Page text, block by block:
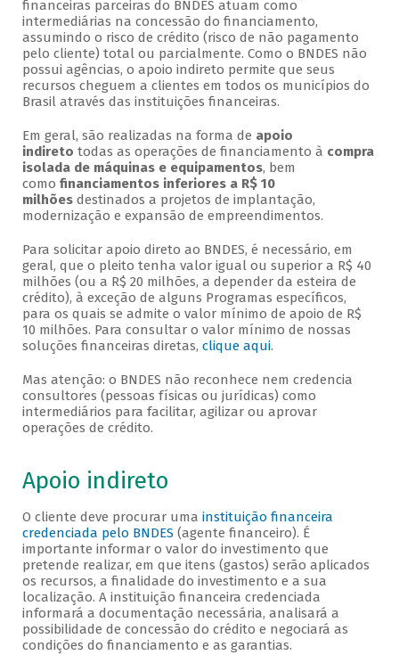
financeiras parceiras do BNDES atuam como
intermediárias na concessão do financiamento,
assumindo o risco de crédito (risco de não pagamento
pelo cliente) total ou parcialmente. Como o BNDES não
possui agências, o apoio indireto permite que seus
recursos cheguem a clientes em todos os municípios do
Brasil através das instituições financeiras.
Em geral, são realizadas na forma de apoio
indireto todas as operações de financiamento à compra
isolada de máquinas e equipamentos, bem
como financiamentos inferiores a R$ 10
milhõesdestinados a projetos de implantação,
modernização e expansão de empreendimentos.
Para solicitar apoio direto ao BNDES, é necessário, em
geral, que o pleito tenha valor igual ou superior a R$ 40
milhões (ou a R$ 20 milhões, a depender da esteira de
crédito), à exceção de alguns Programas específicos,
para os quais se admite o valor mínimo de apoio de R$
10 milhões. Para consultar o valor mínimo de nossas
soluções financeiras diretas, clique aqui.
Mas atenção: o BNDES não reconhece nem credencia
consultores (pessoas físicas ou jurídicas) como
intermediários para facilitar, agilizar ou aprovar
operações de crédito.
Apoio indireto
O cliente deve procurar uma instituição financeira
credenciada pelo BNDES (agente financeiro). É
importante informar o valor do investimento que
pretende realizar, em que itens (gastos) serão aplicados
os recursos, a finalidade do investimento e a sua
localização. A instituição financeira credenciada
informará a documentação necessária, analisará a
possibilidade de concessão do crédito e negociará as
condições do financiamento e as garantias.